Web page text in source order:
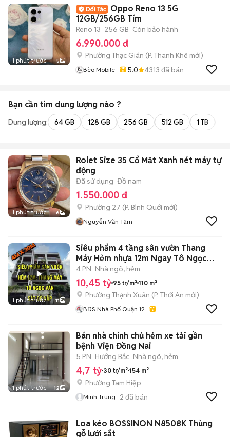
1 phút trước 5
Oppo Reno 13 5G
12GB/256GB Tím
Reno 13 256 GB Còn bảo hành
6.990.000 đ
Phường Thạc Gián (P. Thanh Khê mới)
Bèo Mobile 5.0 4313 đã bán
Bạn cần tìm dung lượng nào ?
Dung lượng: 64 GB 128 GB 256 GB 512 GB 1 TB
1 phút trước 6
Rolet Size 35 Cổ Măt Xanh nét máy tự
động
Đã sử dụng Đồ nam
1.550.000 đ
Phường 27 (P. Bình Quới mới)
Nguyễn Văn Tâm
1 phút trước 11
Siêu phẩm 4 tầng sân vườn Thang
Máy Hẻm nhựa 12m Ngay Tô Ngọc
Vân
4 PN Nhà ngõ, hẻm
10,45 tỷ 95 tr/m² 110 m²
Phường Thạnh Xuân (P. Thới An mới)
BĐS Nhà Phố Quận 12
1 phút trước 12
Bán nhà chính chủ hẻm xe tải gần
bệnh Viện Đồng Nai
5 PN Hướng Bắc Nhà ngõ, hẻm
4,7 tỷ 30 tr/m² 154 m²
Phường Tam Hiệp
Minh Trung 2 đã bán
Loa kéo BOSSINON N8508K Thùng
gỗ lưới sắt